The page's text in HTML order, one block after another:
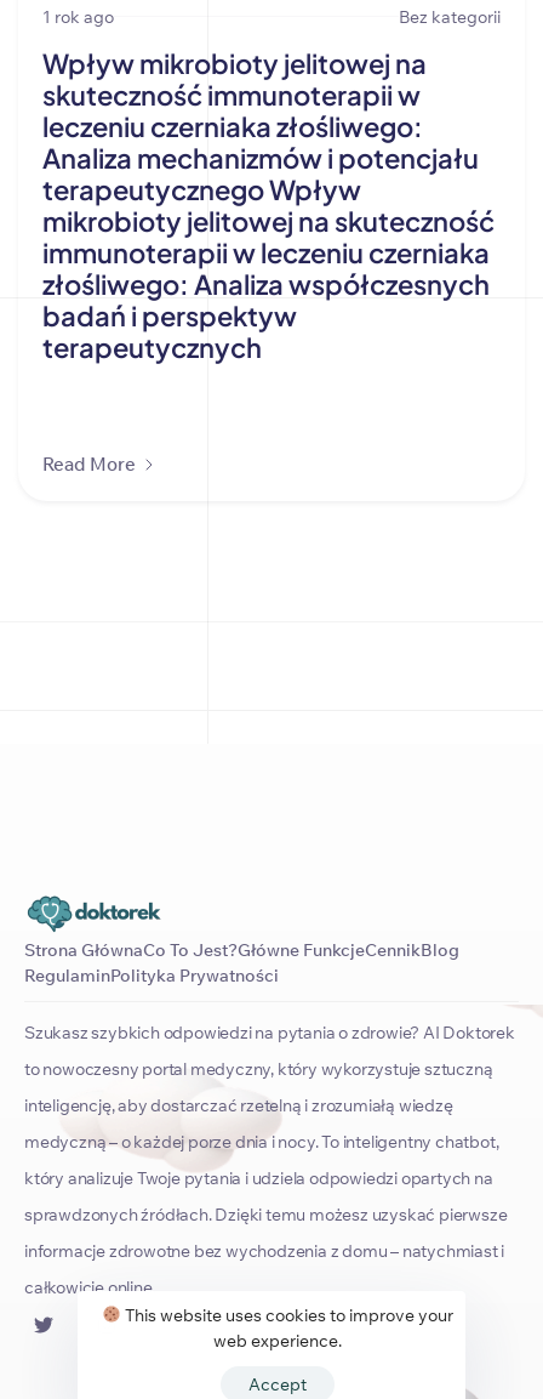
1 rok ago Bez kategorii
Wpływ mikrobioty jelitowej na
skuteczność immunoterapii w
leczeniu czerniaka złośliwego:
Analiza mechanizmów i potencjału
terapeutycznego Wpływ
mikrobioty jelitowej na skuteczność
immunoterapii w leczeniu czerniaka
złośliwego: Analiza współczesnych
badań i perspektyw
terapeutycznych
Read More
Strona GłównaCo To Jest?Główne FunkcjeCennikBlog
RegulaminPolityka Prywatności
Szukasz szybkich odpowiedzi na pytania o zdrowie? AI Doktorek
to nowoczesny portal medyczny, który wykorzystuje sztuczną
inteligencję, aby dostarczać rzetelną i zrozumiałą wiedzę
medyczną – o każdej porze dnia i nocy. To inteligentny chatbot,
który analizuje Twoje pytania i udziela odpowiedzi opartych na
sprawdzonych źródłach. Dzięki temu możesz uzyskać pierwsze
informacje zdrowotne bez wychodzenia z domu – natychmiast i
całkowicie online.
This website uses cookies to improve your
web experience.
Accept